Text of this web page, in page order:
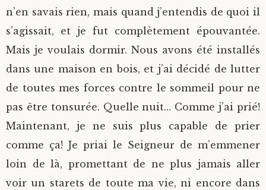
n’en savais rien, mais quand j’entendis de quoi il
s’agissait, et je fut complètement épouvantée.
Mais je voulais dormir. Nous avons été installés
dans une maison en bois, et j’ai décidé de lutter
de toutes mes forces contre le sommeil pour ne
pas être tonsurée. Quelle nuit… Comme j’ai prié!
Maintenant, je ne suis plus capable de prier
comme ça! Je priai le Seigneur de m’emmener
loin de là, promettant de ne plus jamais aller
voir un starets de toute ma vie, ni encore dans